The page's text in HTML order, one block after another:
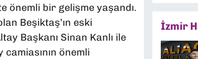
önemli bir gelişme yaşandı.
Beşiktaş’ın eski
Başkanı Sinan Kanlı ile
önemli
İzmir